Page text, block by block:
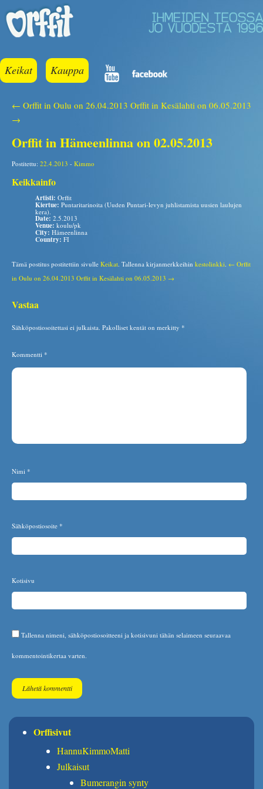
Keikat Kauppa
← Orffit in Oulu on 26.04.2013 Orffit in Kesälahti on 06.05.2013
→
Orffit in Hämeenlinna on 02.05.2013
Postitettu: 22.4.2013 - Kimmo
Keikkainfo
Artisti: Orffit
Kiertue: Puntaritarinoita (Uuden Puntari-levyn juhlistamista uusien laulujen
kera).
Date: 2.5.2013
Venue: koulu/pk
City: Hämeenlinna
Country: FI
Tämä postitus postitettiin sivulle Keikat . Tallenna kirjanmerkkeihin kestolinkki ← Orffit
in Oulu on 26.04.2013 Orffit in Kesälahti on 06.05.2013 →
Vastaa
Sähköpostiosoitettasi ei julkaista. Pakolliset kentät on merkitty *
Kommentti *
Nimi *
Sähköpostiosoite *
Kotisivu
Tallenna nimeni, sähköpostiosoitteeni ja kotisivuni tähän selaimeen seuraavaa
kommentointikertaa varten.
Orffisivut
HannuKimmoMatti
Julkaisut
Bumerangin synty